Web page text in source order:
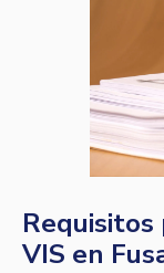
Requisitos
VIS en